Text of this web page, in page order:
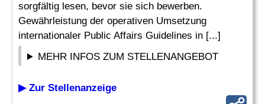
sorgfältig lesen, bevor sie sich bewerben.
Gewährleistung der operativen Umsetzung
internationaler Public Affairs Guidelines in [...]
MEHR INFOS ZUM STELLENANGEBOT
▶ Zur Stellenanzeige